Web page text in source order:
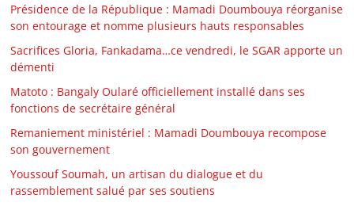
Présidence de la République : Mamadi Doumbouya réorganise
son entourage et nomme plusieurs hauts responsables
Sacrifices Gloria, Fankadama…ce vendredi, le SGAR apporte un
démenti
Matoto : Bangaly Oularé officiellement installé dans ses
fonctions de secrétaire général
Remaniement ministériel : Mamadi Doumbouya recompose
son gouvernement
Youssouf Soumah, un artisan du dialogue et du
rassemblement salué par ses soutiens